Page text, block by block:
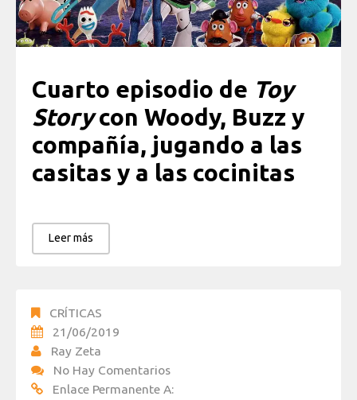
Cuarto episodio de Toy
Storycon Woody, Buzz y
compañía, jugando a las
casitas y a las cocinitas
Leer más
CRÍTICAS
21/06/2019
Ray Zeta
No Hay Comentarios
Enlace Permanente A: